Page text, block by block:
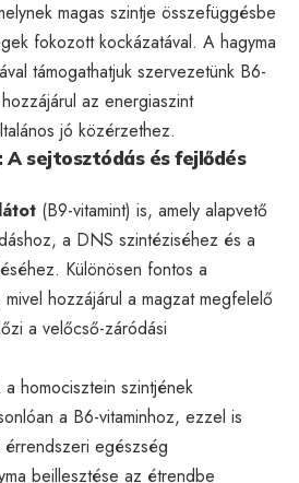
magas szintje összefüggésbe
fokozott kockázatával. A hagyma
támogathatjuk szervezetünk B6-
az energiaszint
jó közérzethez.
sejtosztódás és fejlődés
(B9-vitamint) is, amely alapvető
a DNS szintéziséhez és a
Különösen fontos a
hozzájárul a magzat megfelelő
a velőcső-záródási
homocisztein szintjének
a B6-vitaminhoz, ezzel is
egészség
beillesztése az étrendbe